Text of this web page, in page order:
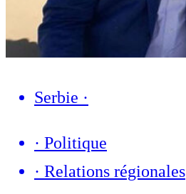
Serbie ·
· Politique
· Relations régionales